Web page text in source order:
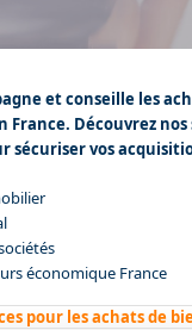
et conseille les
France. Découvrez nos
sécuriser vos
économique France
pour les achats de